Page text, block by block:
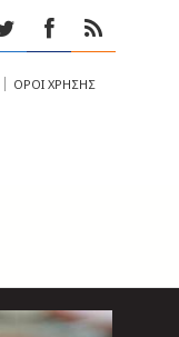
ΟΡΟΙ ΧΡΗΣΗΣ